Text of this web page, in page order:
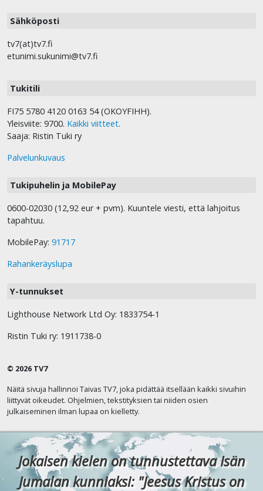
Sähköposti
tv7(at)tv7.fi
etunimi.sukunimi@tv7.fi
Tukitili
FI75 5780 4120 0163 54 (OKOYFIHH).
Yleisviite: 9700. Kaikki viitteet.
Saaja: Ristin Tuki ry
Palvelunkuvaus
Tukipuhelin ja MobilePay
0600-02030 (12,92 eur + pvm). Kuuntele viesti, että lahjoitus
tapahtuu.
MobilePay: 91717
Rahankeräyslupa
Y-tunnukset
Lighthouse Network Ltd Oy: 1833754-1
Ristin Tuki ry: 1911738-0
© 2026 TV7
Näitä sivuja hallinnoi Taivas TV7, joka pidättää itsellään kaikki sivuihin
liittyvät oikeudet. Ohjelmien, tekstityksien tai niiden osien
julkaiseminen ilman lupaa on kielletty.
Jokaisen kielen on tunnustettava Isän
Jumalan kunniaksi: "Jeesus Kristus on